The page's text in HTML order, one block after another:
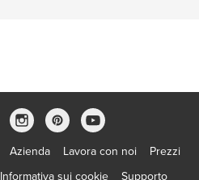
Azienda Lavora con noi
Prezzi
Informativa sui cookie Supporto